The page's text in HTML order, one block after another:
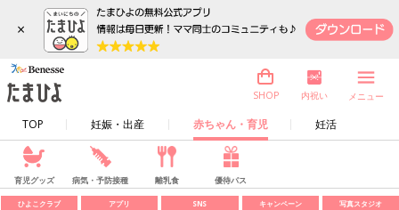
×
TOP 妊娠・出産 赤ちゃん・育児 妊活
SHOP 内祝い メニュー
育児グッズ 病気・予防接種 離乳食 優待パス
ひよこクラブ アプリ SNS キャンペーン 写真スタジオ